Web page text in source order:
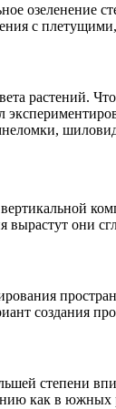
озеленение
с
растений.
они
создания
степени
как в